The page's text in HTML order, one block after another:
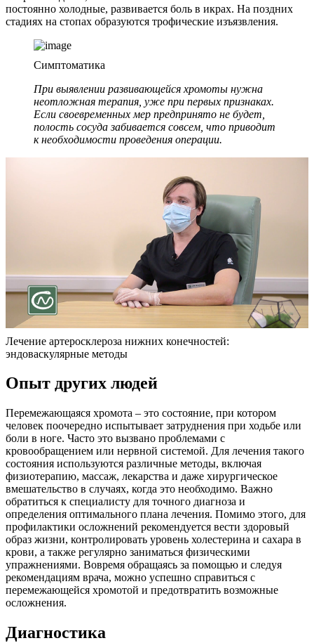
постоянно холодные, развивается боль в икрах. На поздних
стадиях на стопах образуются трофические изъязвления.
Симптоматика
При выявлении развивающейся хромоты нужна
неотложная терапия, уже при первых признаках.
Если своевременных мер предпринято не будет,
полость сосуда забивается совсем, что приводит
к необходимости проведения операции.
Лечение артеросклероза нижних конечностей:
эндоваскулярные методы
Опыт других людей
Перемежающаяся хромота – это состояние, при котором
человек поочередно испытывает затруднения при ходьбе или
боли в ноге. Часто это вызвано проблемами с
кровообращением или нервной системой. Для лечения такого
состояния используются различные методы, включая
физиотерапию, массаж, лекарства и даже хирургическое
вмешательство в случаях, когда это необходимо. Важно
обратиться к специалисту для точного диагноза и
определения оптимального плана лечения. Помимо этого, для
профилактики осложнений рекомендуется вести здоровый
образ жизни, контролировать уровень холестерина и сахара в
крови, а также регулярно заниматься физическими
упражнениями. Вовремя обращаясь за помощью и следуя
рекомендациям врача, можно успешно справиться с
перемежающейся хромотой и предотвратить возможные
осложнения.
Диагностика